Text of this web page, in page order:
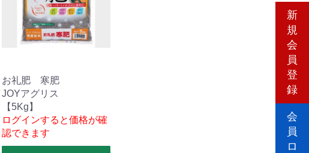
お礼肥 寒肥
JOYアグリス
【5Kg】
ログインすると価格が確
認できます
新
規
会
員
登
録
会
員
ロ